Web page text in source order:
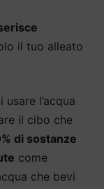
il tuo alleato
l’acqua
il cibo che
di sostanze
come
che bevi